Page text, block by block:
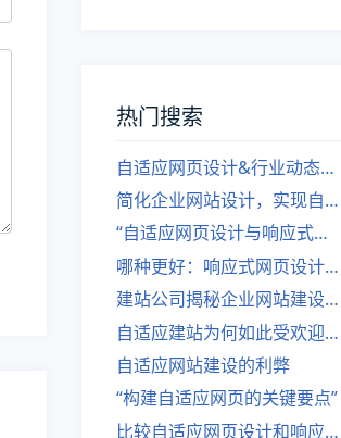
热门搜索
自适应网页设计&行业动态，关注建站。
简化企业网站设计，实现自适应设计的方法
“自适应网页设计与响应式网站建设的异同”
哪种更好：响应式网页设计还是自适应网站？
建站公司揭秘企业网站建设核心原则
自适应建站为何如此受欢迎？
自适应网站建设的利弊
“构建自适应网页的关键要点”
比较自适应网页设计和响应式网站的差异